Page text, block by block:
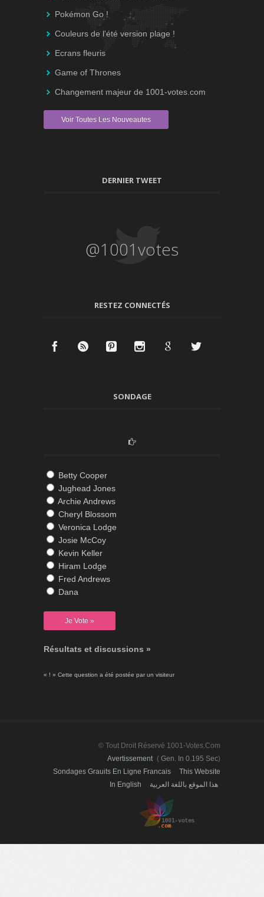
Pokémon Go !
Couleurs de l'été version plage !
Ecrans fleuris
Game of Thrones
Changement majeur de 1001-votes.com
Voir Toutes Les Nouveautes
DERNIER TWEET
@1001votes
RESTEZ CONNECTÉS
SONDAGE
Betty Cooper
Jughead Jones
Archie Andrews
Cheryl Blossom
Veronica Lodge
Josie McCoy
Kevin Keller
Hiram Lodge
Fred Andrews
Dana
Résultats et discussions »
« ! » Cette question a été postée par un visiteur
© Tout Droit Réservé 1001-Votes.com
Avertissement ( Gen. In 0.195 Sec)
Sondages Grauits En Ligne Francais
This Website
In English
هذا الموقع باللغة العربية